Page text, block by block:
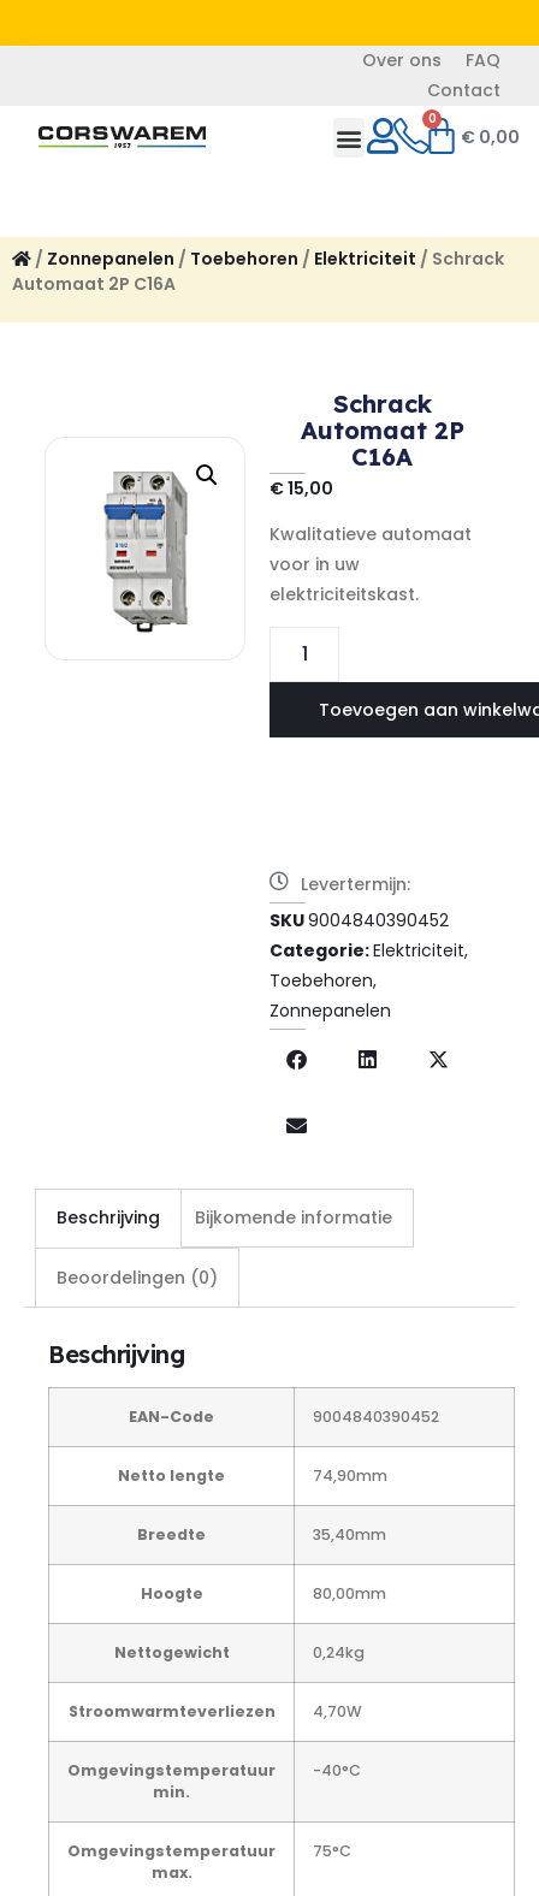
Over ons
FAQ
Contact
€ 0,00
0
/ Zonnepanelen / Toebehoren / Elektriciteit / Schrack
Automaat 2P C16A
Schrack
Automaat 2P
C16A
€15,00
Kwalitatieve automaat
voor in uw
elektriciteitskast.
Toevoegen aan
Levertermijn:
SKU9004840390452
Categorie:Elektriciteit,
Toebehoren,
Zonnepanelen
Beschrijving Bijkomende informatie
Beoordelingen (0)
Beschrijving
EAN-Code 9004840390452
Netto lengte 74,90mm
Breedte 35,40mm
Hoogte 80,00mm
Nettogewicht 0,24kg
Stroomwarmteverliezen 4,70W
Omgevingstemperatuur
min.
-40°C
Omgevingstemperatuur
max.
75°C